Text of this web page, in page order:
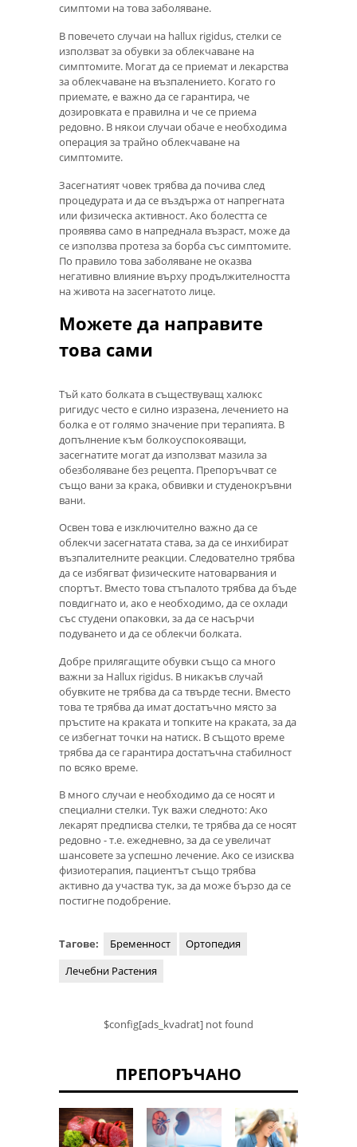
симптоми на това заболяване.
В повечето случаи на hallux rigidus, стелки се
използват за обувки за облекчаване на
симптомите. Могат да се приемат и лекарства
за облекчаване на възпалението. Когато го
приемате, е важно да се гарантира, че
дозировката е правилна и че се приема
редовно. В някои случаи обаче е необходима
операция за трайно облекчаване на
симптомите.
Засегнатият човек трябва да почива след
процедурата и да се въздържа от напрегната
или физическа активност. Ако болестта се
проявява само в напреднала възраст, може да
се използва протеза за борба със симптомите.
По правило това заболяване не оказва
негативно влияние върху продължителността
на живота на засегнатото лице.
Можете да направите
това сами
Тъй като болката в съществуващ халюкс
ригидус често е силно изразена, лечението на
болка е от голямо значение при терапията. В
допълнение към болкоуспокояващи,
засегнатите могат да използват мазила за
обезболяване без рецепта. Препоръчват се
също вани за крака, обвивки и студенокръвни
вани.
Освен това е изключително важно да се
облекчи засегнатата става, за да се инхибират
възпалителните реакции. Следователно трябва
да се избягват физическите натоварвания и
спортът. Вместо това стъпалото трябва да бъде
повдигнато и, ако е необходимо, да се охлади
със студени опаковки, за да се насърчи
подуването и да се облекчи болката.
Добре прилягащите обувки също са много
важни за Hallux rigidus. В никакъв случай
обувките не трябва да са твърде тесни. Вместо
това те трябва да имат достатъчно място за
пръстите на краката и топките на краката, за да
се избегнат точки на натиск. В същото време
трябва да се гарантира достатъчна стабилност
по всяко време.
В много случаи е необходимо да се носят и
специални стелки. Тук важи следното: Ако
лекарят предписва стелки, те трябва да се носят
редовно - т.е. ежедневно, за да се увеличат
шансовете за успешно лечение. Ако се изисква
физиотерапия, пациентът също трябва
активно да участва тук, за да може бързо да се
постигне подобрение.
Тагове: Бременност
Ортопедия
Лечебни Растения
$config[ads_kvadrat] not found
ПРЕПОРЪЧАНО